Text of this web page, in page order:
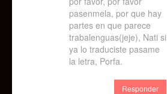
pasenmela, por que hay
partes en que parece
trabalenguas(jeje), Nati si
ya lo traduciste pasame
la letra, Porfa.
Responder